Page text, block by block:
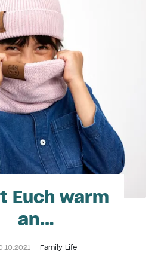
Euch warm
an…
Family Life